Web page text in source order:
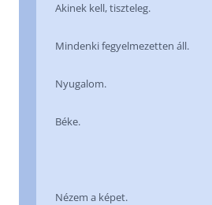
Akinek kell, tiszteleg.
Mindenki fegyelmezetten áll.
Nyugalom.
Béke.
Nézem a képet.